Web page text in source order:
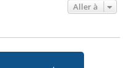
Aller à